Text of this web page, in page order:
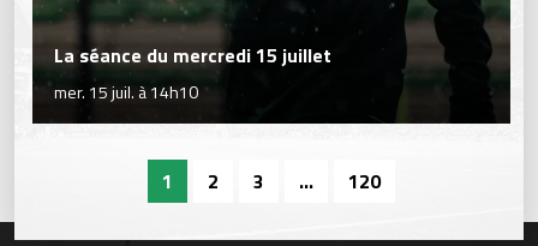
La séance du mercredi 15 juillet
mer. 15 juil. à 14h10
1 2 3 ... 120